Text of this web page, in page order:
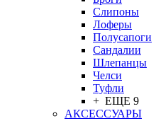
Слипоны
Лоферы
Полусапоги
Сандалии
Шлепанцы
Челси
Туфли
+ ЕЩЕ 9
АКСЕССУАРЫ